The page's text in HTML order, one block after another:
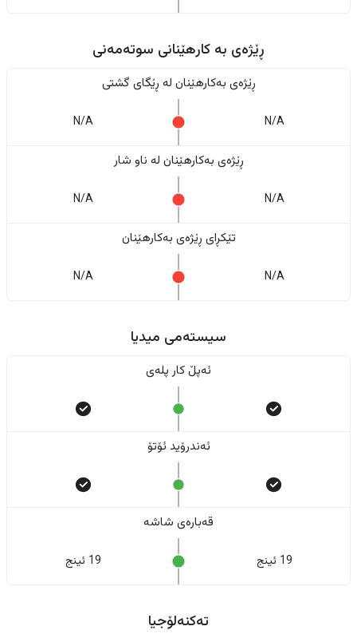
ڕێژەى به کارهێنانی سوتەمەنی
ڕێژەى بەکارهێنان له ڕێگای گشتی
N/A
N/A
ڕێژەى بەکارهێنان له ناو شار
N/A
N/A
تێکڕای ڕێژەى بەکارهێنان
N/A
N/A
سیستەمی میدیا
ئەپڵ کار پلەی
ئەندرۆید ئۆتۆ
قەبارەی شاشە
19 ئینج 19 ئینج
تەکنەلۆجیا